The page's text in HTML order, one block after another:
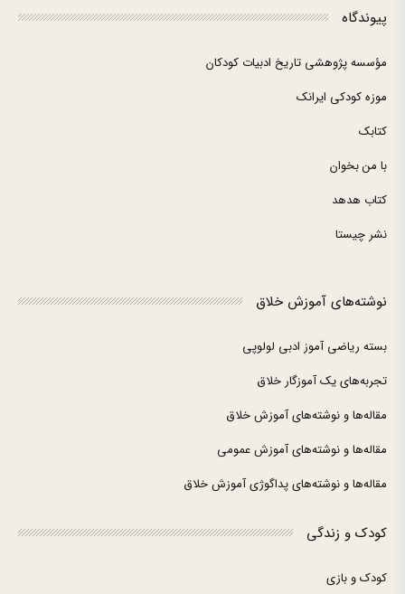
پیوندگاه
مؤسسه پژوهشی تاریخ ادبیات کودکان
موزه کودکی ایرانک
کتابک
با من بخوان
کتاب هدهد
نشر چیستا
نوشته‌های آموزش خلاق
بسته ریاضی آموز ادبی لولوپی
تجربه‌های یک آموزگار خلاق
مقاله‌ها و نوشته‌های آموزش خلاق
مقاله‌ها و نوشته‌های آموزش عمومی
مقاله‌ها و نوشته‌های پداگوژی آموزش خلاق
کودک و زندگی
کودک و بازی